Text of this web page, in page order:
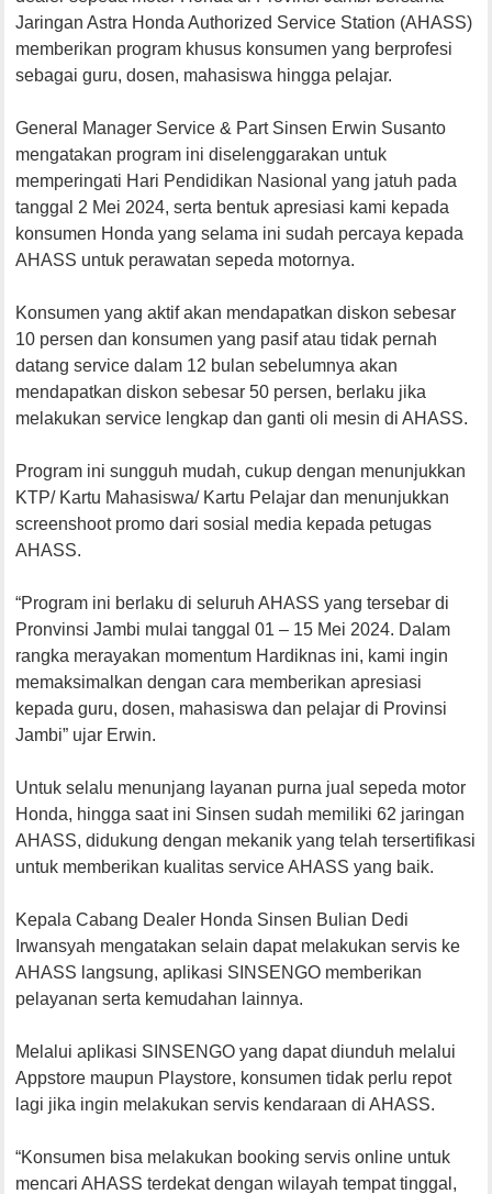
Jaringan Astra Honda Authorized Service Station (AHASS)
memberikan program khusus konsumen yang berprofesi
sebagai guru, dosen, mahasiswa hingga pelajar.
General Manager Service & Part Sinsen Erwin Susanto
mengatakan program ini diselenggarakan untuk
memperingati Hari Pendidikan Nasional yang jatuh pada
tanggal 2 Mei 2024, serta bentuk apresiasi kami kepada
konsumen Honda yang selama ini sudah percaya kepada
AHASS untuk perawatan sepeda motornya.
Konsumen yang aktif akan mendapatkan diskon sebesar
10 persen dan konsumen yang pasif atau tidak pernah
datang service dalam 12 bulan sebelumnya akan
mendapatkan diskon sebesar 50 persen, berlaku jika
melakukan service lengkap dan ganti oli mesin di AHASS.
Program ini sungguh mudah, cukup dengan menunjukkan
KTP/ Kartu Mahasiswa/ Kartu Pelajar dan menunjukkan
screenshoot promo dari sosial media kepada petugas
AHASS.
“Program ini berlaku di seluruh AHASS yang tersebar di
Pronvinsi Jambi mulai tanggal 01 – 15 Mei 2024. Dalam
rangka merayakan momentum Hardiknas ini, kami ingin
memaksimalkan dengan cara memberikan apresiasi
kepada guru, dosen, mahasiswa dan pelajar di Provinsi
Jambi” ujar Erwin.
Untuk selalu menunjang layanan purna jual sepeda motor
Honda, hingga saat ini Sinsen sudah memiliki 62 jaringan
AHASS, didukung dengan mekanik yang telah tersertifikasi
untuk memberikan kualitas service AHASS yang baik.
Kepala Cabang Dealer Honda Sinsen Bulian Dedi
Irwansyah mengatakan selain dapat melakukan servis ke
AHASS langsung, aplikasi SINSENGO memberikan
pelayanan serta kemudahan lainnya.
Melalui aplikasi SINSENGO yang dapat diunduh melalui
Appstore maupun Playstore, konsumen tidak perlu repot
lagi jika ingin melakukan servis kendaraan di AHASS.
“Konsumen bisa melakukan booking servis online untuk
mencari AHASS terdekat dengan wilayah tempat tinggal,